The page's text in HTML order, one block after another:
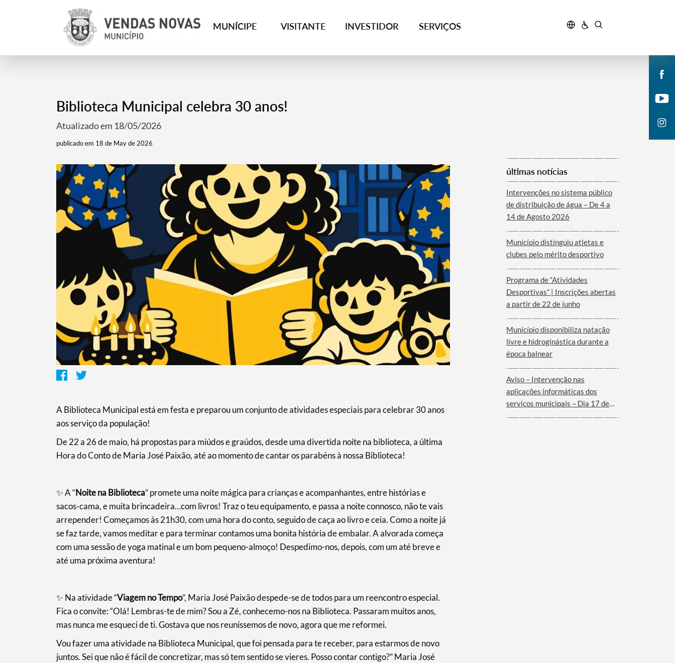
MUNÍCIPE VISITANTE INVESTIDOR SERVIÇOS
Biblioteca Municipal celebra 30 anos!
Atualizado em 18/05/2026
publicado em 18 de May de 2026
A Biblioteca Municipal está em festa e preparou um conjunto de atividades especiais para celebrar 30 anos
aos serviço da população!
De 22 a 26 de maio, há propostas para miúdos e graúdos, desde uma divertida noite na biblioteca, a última
Hora do Conto de Maria José Paixão, até ao momento de cantar os parabéns à nossa Biblioteca!
✨ A “Noite na Biblioteca” promete uma noite mágica para crianças e acompanhantes, entre histórias e
sacos-cama, e muita brincadeira…com livros! Traz o teu equipamento, e passa a noite connosco, não te vais
arrepender! Começamos às 21h30, com uma hora do conto, seguido de caça ao livro e ceia. Como a noite já
se faz tarde, vamos meditar e para terminar contamos uma bonita história de embalar. A alvorada começa
com uma sessão de yoga matinal e um bom pequeno-almoço! Despedimo-nos, depois, com um até breve e
até uma próxima aventura!
✨ Na atividade “Viagem no Tempo”, Maria José Paixão despede-se de todos para um reencontro especial.
Fica o convite: “Olá! Lembras-te de mim? Sou a Zé, conhecemo-nos na Biblioteca. Passaram muitos anos,
mas nunca me esqueci de ti. Gostava que nos reuníssemos de novo, agora que me reformei.
Vou fazer uma atividade na Biblioteca Municipal, que foi pensada para te receber, para estarmos de novo
juntos. Sei que não é fácil de concretizar, mas só tem sentido se vieres. Posso contar contigo?” Maria José
últimas notícias
Intervenções no sistema público
de distribuição de água – De 4 a
14 de Agosto 2026
Município distinguiu atletas e
clubes pelo mérito desportivo
Programa de “Atividades
Desportivas” | Inscrições abertas
a partir de 22 de junho
Município disponibiliza natação
livre e hidroginástica durante a
época balnear
Aviso – Intervenção nas
aplicações informáticas dos
serviços municipais – Dia 17 de
Junho de 2026